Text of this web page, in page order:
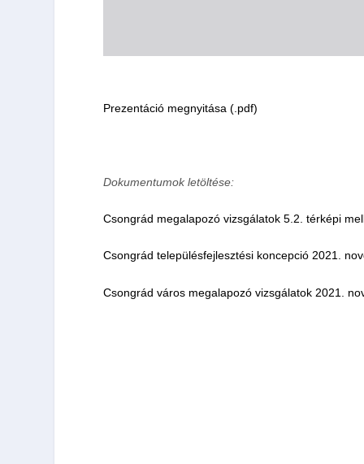
Prezentáció megnyitása (.pdf)
Dokumentumok letöltése:
Csongrád megalapozó vizsgálatok 5.2. térképi
Csongrád településfejlesztési koncepció 2021.
Csongrád város megalapozó vizsgálatok 2021.